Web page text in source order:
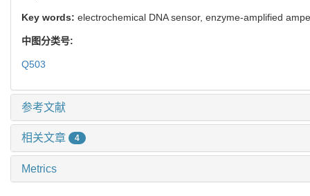
Key words: electrochemical DNA sensor, enzyme-amplified
中图分类号:
Q503
参考文献
相关文章 4
Metrics